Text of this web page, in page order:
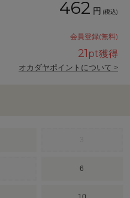
462 円 (税込)
会員登録(無料)
21pt獲得
オカダヤポイントについて >
6